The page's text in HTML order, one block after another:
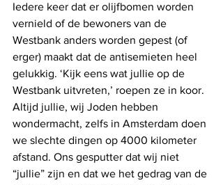
Iedere keer dat er olijfbomen worden
vernield of de bewoners van de
Westbank anders worden gepest (of
erger) maakt dat de antisemieten heel
gelukkig. ‘Kijk eens wat jullie op de
Westbank uitvreten,’ roepen ze in koor.
Altijd jullie, wij Joden hebben
wondermacht, zelfs in Amsterdam doen
we slechte dingen op 4000 kilometer
afstand. Ons gesputter dat wij niet
“jullie” zijn en dat we het gedrag van de